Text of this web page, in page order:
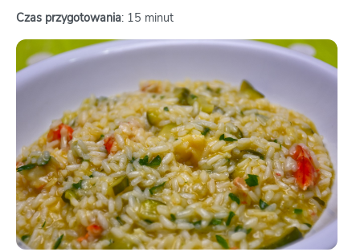
Czas przygotowania: 15 minut